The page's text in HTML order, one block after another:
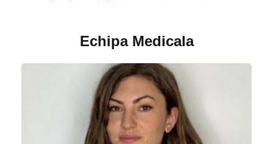
Echipa Medicala